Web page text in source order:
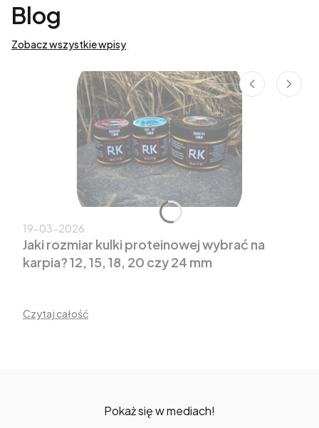
Blog
Zobacz wszystkie wpisy
19-03-2026
Jaki rozmiar kulki proteinowej wybrać na
karpia? 12, 15, 18, 20 czy 24 mm
Czytaj całość
Pokaż się w mediach!